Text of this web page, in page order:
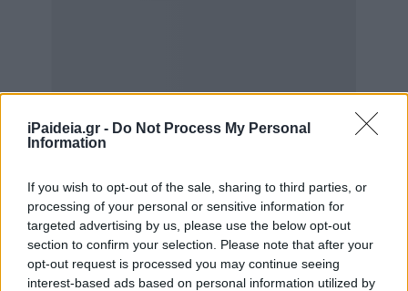
iPaideia.gr - Do Not Process My Personal
Information
If you wish to opt-out of the sale, sharing to third parties, or
processing of your personal or sensitive information for
targeted advertising by us, please use the below opt-out
section to confirm your selection. Please note that after your
opt-out request is processed you may continue seeing
interest-based ads based on personal information utilized by